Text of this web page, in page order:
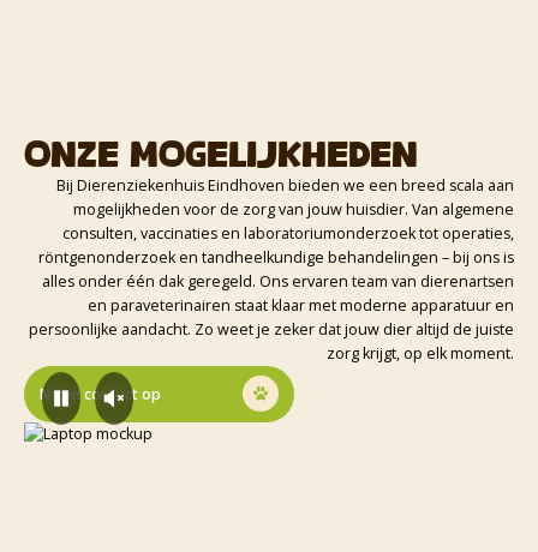
Onze mogelijkheden
Bij Dierenziekenhuis Eindhoven bieden we een breed scala aan
mogelijkheden voor de zorg van jouw huisdier. Van algemene
consulten, vaccinaties en laboratoriumonderzoek tot operaties,
röntgenonderzoek en tandheelkundige behandelingen – bij ons is
alles onder één dak geregeld. Ons ervaren team van dierenartsen
en paraveterinairen staat klaar met moderne apparatuur en
persoonlijke aandacht. Zo weet je zeker dat jouw dier altijd de juiste
zorg krijgt, op elk moment.
Neem contact op